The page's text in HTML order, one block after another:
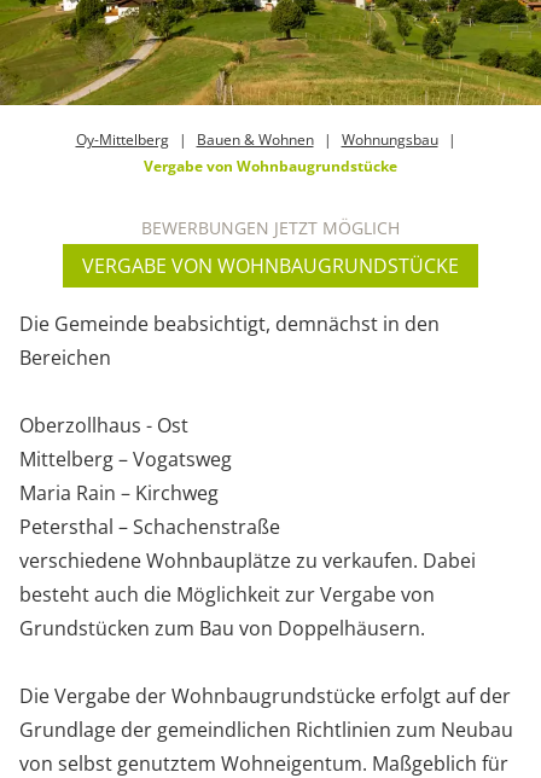
Oy-Mittelberg Bauen & Wohnen
Wohnungsbau
Vergabe von Wohnbaugrundstücke
BEWERBUNGEN JETZT MÖGLICH
VERGABE VON WOHNBAUGRUNDSTÜCKE
Die Gemeinde beabsichtigt, demnächst in den
Bereichen
Oberzollhaus - Ost
Mittelberg – Vogatsweg
Maria Rain – Kirchweg
Petersthal – Schachenstraße
verschiedene Wohnbauplätze zu verkaufen. Dabei
besteht auch die Möglichkeit zur Vergabe von
Grundstücken zum Bau von Doppelhäusern.
Die Vergabe der Wohnbaugrundstücke erfolgt auf der
Grundlage der gemeindlichen Richtlinien zum Neubau
von selbst genutztem Wohneigentum. Maßgeblich für